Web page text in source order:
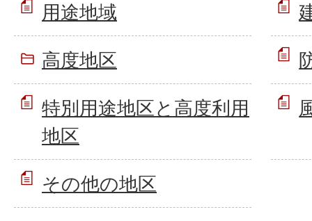
用途地域
高度地区
特別用途地区と高度利用
地区
その他の地区